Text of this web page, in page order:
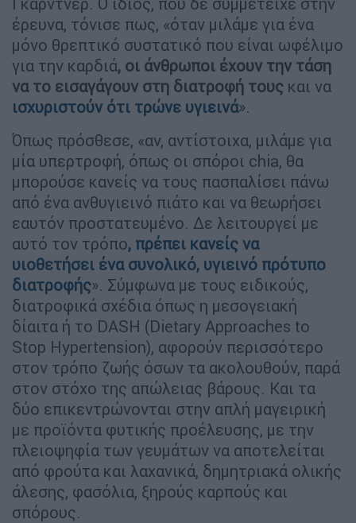
έρευνα, τόνισε πως, «όταν μιλάμε για ένα
μόνο θρεπτικό συστατικό που είναι ωφέλιμο
για την καρδιά, οι άνθρωποι έχουν την τάση
να το εισαγάγουν στη διατροφή τους και να
ισχυριστούν ότι τρώνε υγιεινά».
Όπως πρόσθεσε, «αν, αντίστοιχα, μιλάμε για
μία υπερτροφή, όπως οι σπόροι chia, θα
μπορούσε κανείς να τους πασπαλίσει πάνω
από ένα ανθυγιεινό πιάτο και να θεωρήσει
εαυτόν προστατευμένο. Δε λειτουργεί με
αυτό τον τρόπο, πρέπει κανείς να
υιοθετήσει ένα συνολικό, υγιεινό πρότυπο
διατροφής». Σύμφωνα με τους ειδικούς,
διατροφικά σχέδια όπως η μεσογειακή
δίαιτα ή το DASH (Dietary Approaches to
Stop Hypertension), αφορούν περισσότερο
στον τρόπο ζωής όσων τα ακολουθούν, παρά
στον στόχο της απώλειας βάρους. Και τα
δύο επικεντρώνονται στην απλή μαγειρική
με προϊόντα φυτικής προέλευσης, με την
πλειοψηφία των γευμάτων να αποτελείται
από φρούτα και λαχανικά, δημητριακά ολικής
άλεσης, φασόλια, ξηρούς καρπούς και
σπόρους.